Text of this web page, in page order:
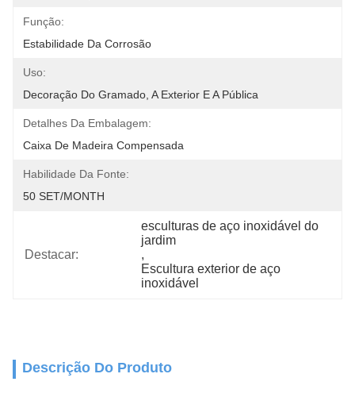
Função:
Estabilidade Da Corrosão
Uso:
Decoração Do Gramado, A Exterior E A Pública
Detalhes Da Embalagem:
Caixa De Madeira Compensada
Habilidade Da Fonte:
50 SET/MONTH
Destacar:
esculturas de aço inoxidável do
jardim
,
Escultura exterior de aço
inoxidável
Descrição Do Produto